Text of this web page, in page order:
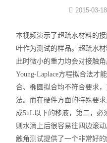
界面弹性系数仪
表面清洁度分析仪
水滴角测量仪
位移及其控制系统
光谱色谱分析仪器
TOF相机（Time of
2015-03-18
本视频演示了超疏水材料的
叶作为测试的样品。超疏水
此时微小的重力均会对接触
Young-Laplace方程拟合法才
合、椭圆拟合均不符合要求
法。而在硬件方面的特殊要
成5uL以下的移液，第二，必
则水滴上后很容易往四边滚
触角测试提供了一个非常好的